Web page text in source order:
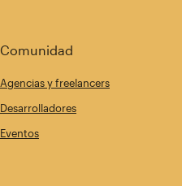
Comunidad
Agencias y freelancers
Desarrolladores
Eventos